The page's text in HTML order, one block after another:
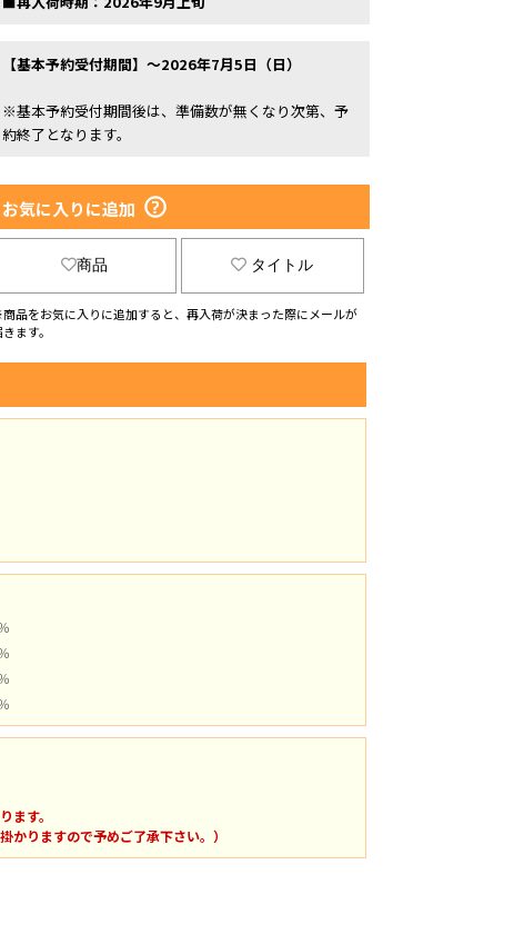
【基本予約受付期間】～2026年7月5日（日）
※基本予約受付期間後は、準備数が無くなり次第、予
約終了となります。
お気に入りに追加
商品 タイトル
品をお気に入りに追加すると、再入荷が決まった際にメールが
ます。
す。
かりますので予めご了承下さい。）